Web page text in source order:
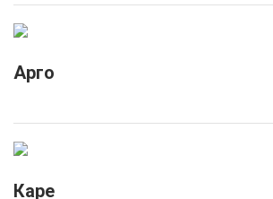
Арго
Каре